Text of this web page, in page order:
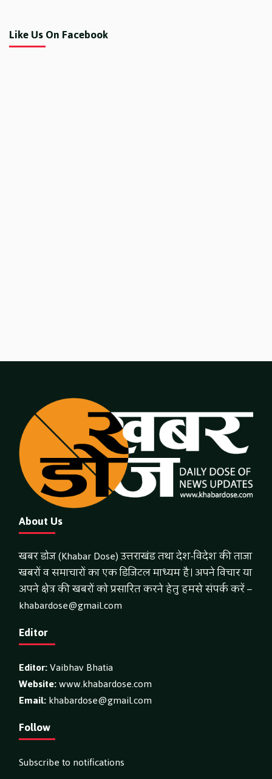
Like Us On Facebook
About Us
खबर डोज (Khabar Dose) उत्तराखंड तथा देश-विदेश की ताजा
खबरों व समाचारों का एक डिजिटल माध्यम है। अपने विचार या
अपने क्षेत्र की खबरों को प्रसारित करने हेतु हमसे संपर्क करें –
khabardose@gmail.com
Editor
Editor:Vaibhav Bhatia
Website:www.khabardose.com
Email:khabardose@gmail.com
Follow
Subscribe to notifications